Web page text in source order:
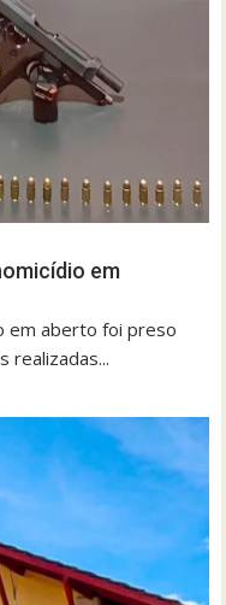
em
em aberto foi preso
realizadas...